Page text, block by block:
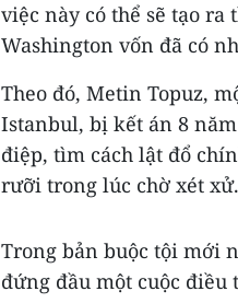
việc này có thể sẽ tạo
Washington vốn đã có
Theo đó, Metin Topuz,
Istanbul, bị kết án 8
điệp, tìm cách lật đổ
rưỡi trong lúc chờ xét xử.
Trong bản buộc tội mới
đứng đầu một cuộc điều